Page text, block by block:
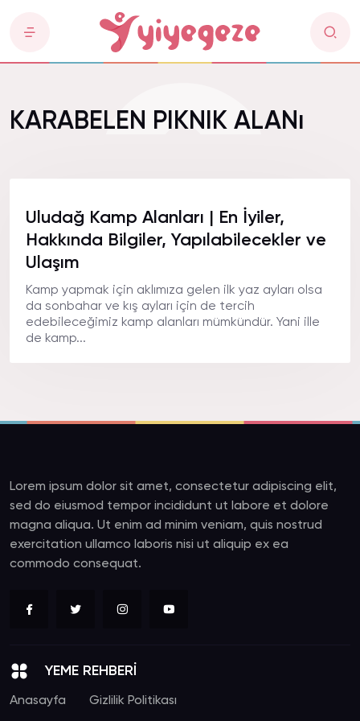
KARABELEN PIKNIK ALANı
Uludağ Kamp Alanları | En İyiler,
Hakkında Bilgiler, Yapılabilecekler ve
Ulaşım
Kamp yapmak için aklımıza gelen ilk yaz ayları olsa
da sonbahar ve kış ayları için de tercih
edebileceğimiz kamp alanları mümkündür. Yani ille
de kamp...
Lorem ipsum dolor sit amet, consectetur adipiscing elit,
sed do eiusmod tempor incididunt ut labore et dolore
magna aliqua. Ut enim ad minim veniam, quis nostrud
exercitation ullamco laboris nisi ut aliquip ex ea
commodo consequat.
YEME REHBERİ
Anasayfa Gizlilik Politikası